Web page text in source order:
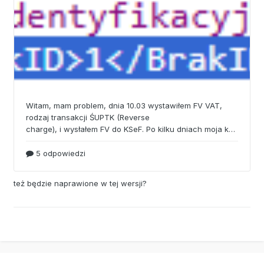
PZ na jej podstawie, zostało przesunięte do następnej
wersji.
też będzie naprawione w tej wersji?